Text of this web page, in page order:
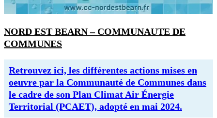
NORD EST BEARN – COMMUNAUTE DE
COMMUNES
Retrouvez ici, les différentes actions mises en
oeuvre par la Communauté de Communes dans
le cadre de son Plan Climat Air Énergie
Territorial (PCAET), adopté en mai 2024.